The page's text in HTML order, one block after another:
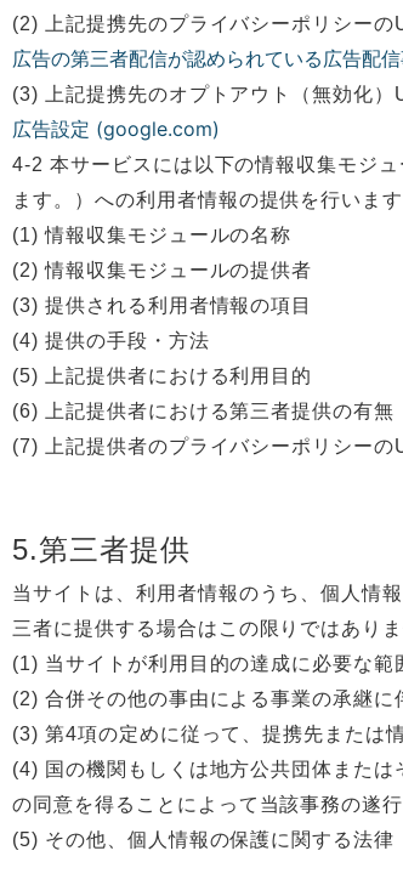
(2) 上記提携先のプライバシーポリシーの
広告の第三者配信が認められている広告配
(3) 上記提携先のオプトアウト（無効化）
広告設定 (google.com)
4-2 本サービスには以下の情報収集モジ
ます。）への利用者情報の提供を行います
(1) 情報収集モジュールの名称
(2) 情報収集モジュールの提供者
(3) 提供される利用者情報の項目
(4) 提供の手段・方法
(5) 上記提供者における利用目的
(6) 上記提供者における第三者提供の有無
(7) 上記提供者のプライバシーポリシーの
5.第三者提供
当サイトは、利用者情報のうち、個人情
三者に提供する場合はこの限りではありま
(1) 当サイトが利用目的の達成に必要な
(2) 合併その他の事由による事業の承継
(3) 第4項の定めに従って、提携先または
(4) 国の機関もしくは地方公共団体また
の同意を得ることによって当該事務の遂
(5) その他、個人情報の保護に関する法